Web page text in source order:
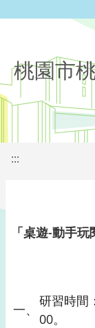
桃園市
:::
「桌遊-動手
一、
研習時間
00。